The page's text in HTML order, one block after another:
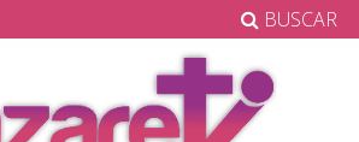
BUSCAR